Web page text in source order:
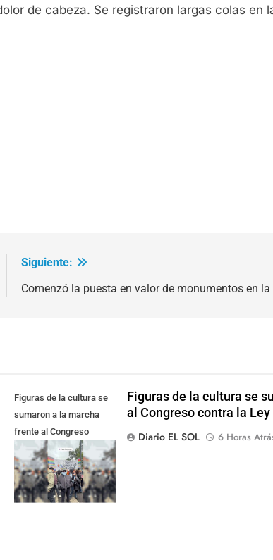
de cabeza. Se registraron largas colas en
Siguiente:
Comenzó la puesta en valor de monumentos en
Figuras de la cultura se
sumaron a la marcha
frente al Congreso
contra la Ley de
Propiedad Privada
Figuras de la cultura se
al Congreso contra la
Diario EL SOL
6 Horas